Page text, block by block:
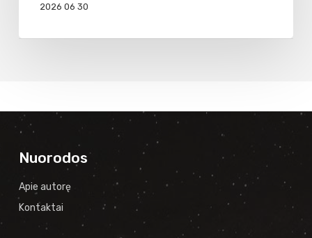
2026 06 30
Nuorodos
Apie autorę
Kontaktai